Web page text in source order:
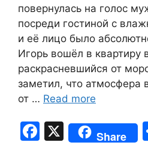
повернулась на голос
посреди гостиной с
и её лицо было
Игорь вошёл в квартиру
раскрасневшийся от
заметил, что атмосфера
от … Read more
F
X Share